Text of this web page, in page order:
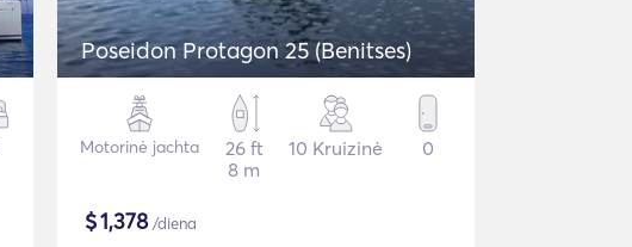
Poseidon Protagon 25 (Benitses)
Motorinė jachta
26 ft
8 m
10 Kruizinė 0
$1,378/diena